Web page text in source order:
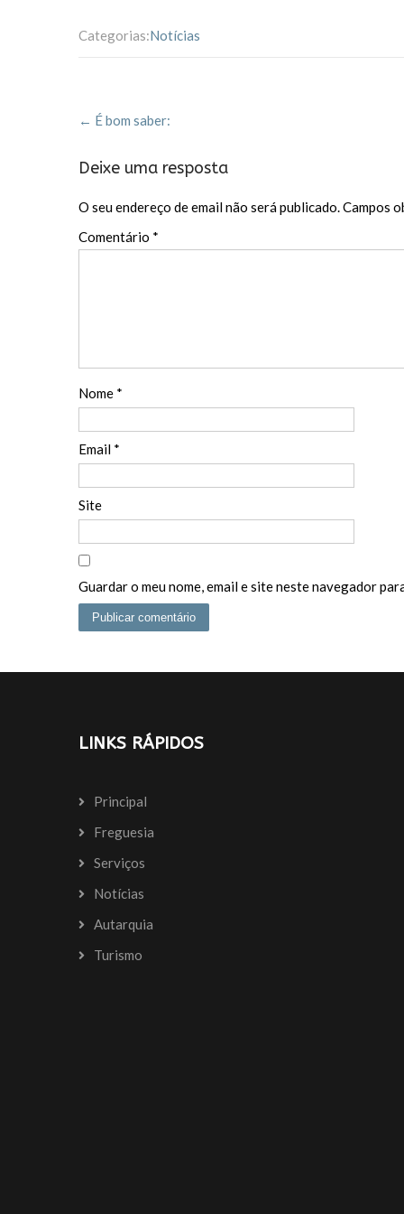
e
o
itt ai
Categorias:Notícias
Post
navigation
← É bom saber:
Deixe uma resposta
O seu endereço de email não será publicado.Campos
Comentário *
Nome *
Email *
Site
Guardar o meu nome, email e site neste navegador
LINKS RÁPIDOS
Principal
Freguesia
Serviços
Notícias
Autarquia
Turismo